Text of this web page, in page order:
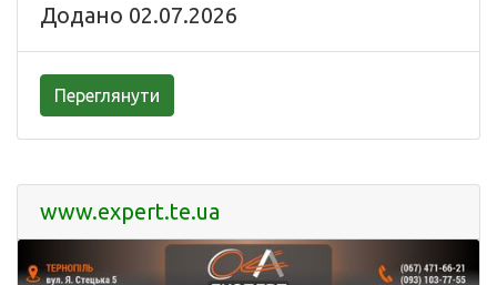
Додано 02.07.2026
Переглянути
www.expert.te.ua